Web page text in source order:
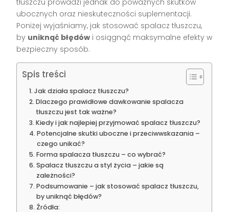
ubocznych oraz nieskuteczności suplementacji.
Poniżej wyjaśniamy, jak stosować spalacz tłuszczu,
by uniknąć błędów i osiągnąć maksymalne efekty w
bezpieczny sposób.
Spis treści
Jak działa spalacz tłuszczu?
Dlaczego prawidłowe dawkowanie spalacza
tłuszczu jest tak ważne?
Kiedy i jak najlepiej przyjmować spalacz tłuszczu?
Potencjalne skutki uboczne i przeciwwskazania –
czego unikać?
Forma spalacza tłuszczu – co wybrać?
Spalacz tłuszczu a styl życia – jakie są
zależności?
Podsumowanie – jak stosować spalacz tłuszczu,
by uniknąć błędów?
Źródła: